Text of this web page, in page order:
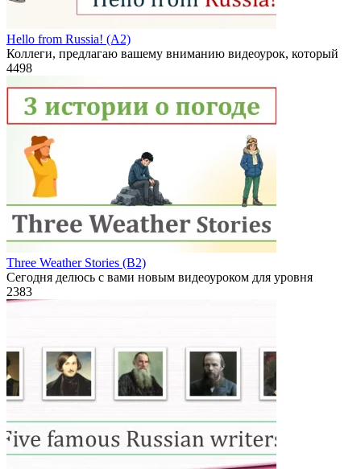
Hello from Russia! (A2)
Коллеги, предлагаю вашему вниманию видеоурок, который
4498
Three Weather Stories (B2)
Сегодня делюсь с вами новым видеоуроком для уровня
2383